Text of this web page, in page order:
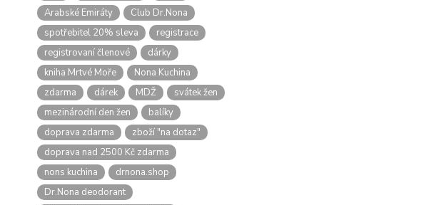
Arabské Emiráty
Club Dr.Nona
spotřebitel 20% sleva
registrace
registrovaní členové
dárky
kniha Mrtvé Moře
Nona Kuchina
zdarma
dárek MDŽ
svátek žen
mezinárodní den žen
balíky
doprava zdarma
zboží "na dotaz"
doprava nad 2500 Kč zdarma
nons kuchina
drnona.shop
Dr.Nona deodorant